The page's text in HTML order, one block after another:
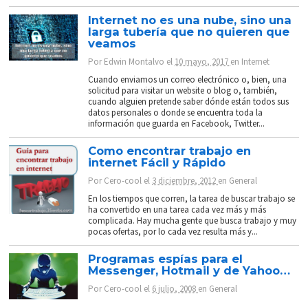
Internet no es una nube, sino una
larga tubería que no quieren que
veamos
PorEdwin Montalvo el 10 mayo, 2017 en Internet
Cuando enviamos un correo electrónico o, bien, una
solicitud para visitar un website o blog o, también,
cuando alguien pretende saber dónde están todos sus
datos personales o donde se encuentra toda la
información que guarda en Facebook, Twitter...
Como encontrar trabajo en
internet Fácil y Rápido
PorCero-cool el 3 diciembre, 2012 en General
En los tiempos que corren, la tarea de buscar trabajo se
ha convertido en una tarea cada vez más y más
complicada. Hay mucha gente que busca trabajo y muy
pocas ofertas, por lo cada vez resulta más y...
Programas espías para el
Messenger, Hotmail y de Yahoo…
PorCero-cool el 6 julio, 2008 en General